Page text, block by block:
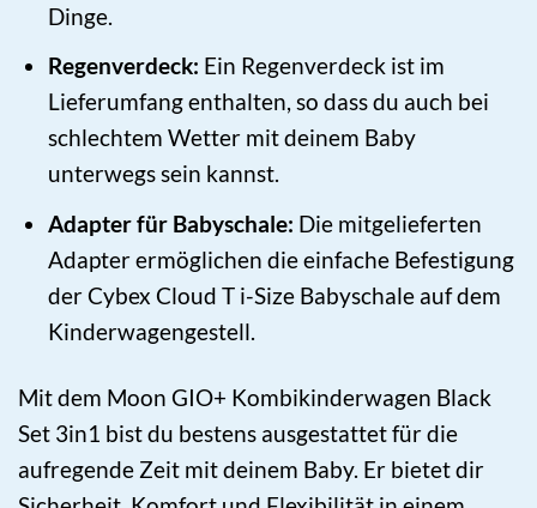
Dinge.
Regenverdeck: Ein Regenverdeck ist im
Lieferumfang enthalten, so dass du auch bei
schlechtem Wetter mit deinem Baby
unterwegs sein kannst.
Adapter für Babyschale: Die mitgelieferten
Adapter ermöglichen die einfache Befestigung
der Cybex Cloud T i-Size Babyschale auf dem
Kinderwagengestell.
Mit dem Moon GIO+ Kombikinderwagen Black
Set 3in1 bist du bestens ausgestattet für die
aufregende Zeit mit deinem Baby. Er bietet dir